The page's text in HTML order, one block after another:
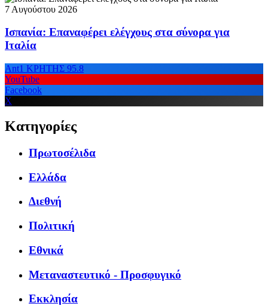
7 Αυγούστου 2026
Ισπανία: Επαναφέρει ελέγχους στα σύνορα για
Ιταλία
Ant1 ΚΡΗΤΗΣ 95.8
YouTube
Facebook
X
Κατηγορίες
Πρωτοσέλιδα
Ελλάδα
Διεθνή
Πολιτική
Εθνικά
Μεταναστευτικό - Προσφυγικό
Εκκλησία